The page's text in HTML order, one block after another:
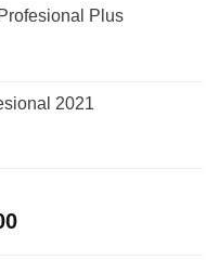
Plus
2021